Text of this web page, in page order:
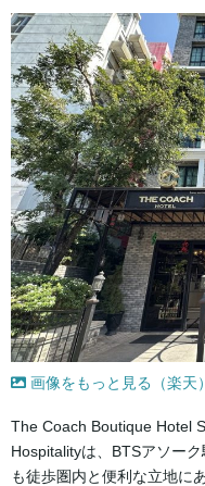
画像をもっと見る（楽天）
The Coach Boutique Hotel
Hospitalityは、BTSアソー
も徒歩圏内と便利な立地に